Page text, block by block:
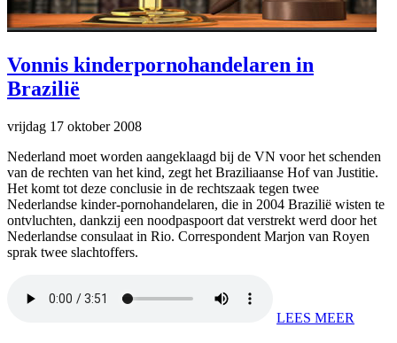
Vonnis kinderpornohandelaren in
Brazilië
vrijdag 17 oktober 2008
Nederland moet worden aangeklaagd bij de VN voor het schenden
van de rechten van het kind, zegt het Braziliaanse Hof van Justitie.
Het komt tot deze conclusie in de rechtszaak tegen twee
Nederlandse kinder-pornohandelaren, die in 2004 Brazilië wisten te
ontvluchten, dankzij een noodpaspoort dat verstrekt werd door het
Nederlandse consulaat in Rio. Correspondent Marjon van Royen
sprak twee slachtoffers.
LEES MEER